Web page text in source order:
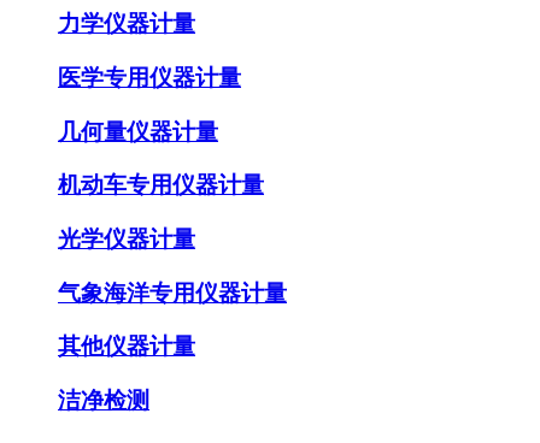
力学仪器计量
医学专用仪器计量
几何量仪器计量
机动车专用仪器计量
光学仪器计量
气象海洋专用仪器计量
其他仪器计量
洁净检测